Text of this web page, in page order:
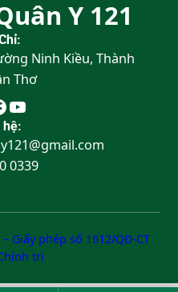
Y 121
Ninh Kiều, Thành
Thơ
Youtube
hệ:
0339
Giấy phép số 1612/QĐ-CT
trị